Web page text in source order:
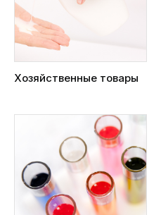
Хозяйственные товары